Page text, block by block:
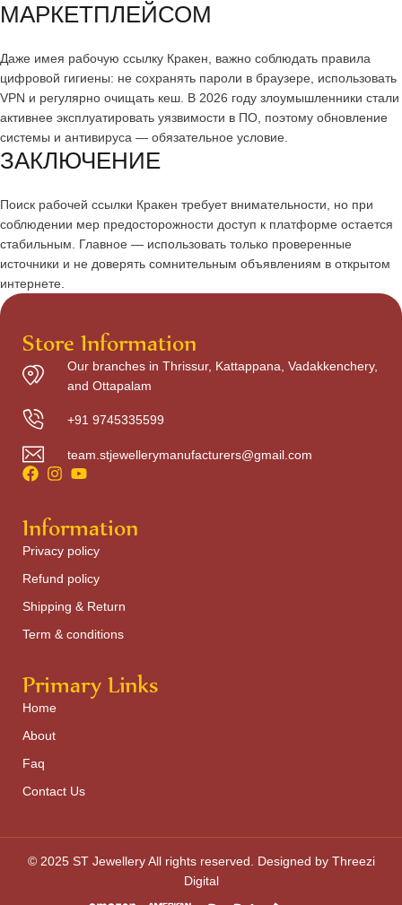
МАРКЕТПЛЕЙСОМ
Даже имея рабочую ссылку Кракен, важно соблюдать правила
цифровой гигиены: не сохранять пароли в браузере, использовать
VPN и регулярно очищать кеш. В 2026 году злоумышленники стали
активнее эксплуатировать уязвимости в ПО, поэтому обновление
системы и антивируса — обязательное условие.
ЗАКЛЮЧЕНИЕ
Поиск рабочей ссылки Кракен требует внимательности, но при
соблюдении мер предосторожности доступ к платформе остается
стабильным. Главное — использовать только проверенные
источники и не доверять сомнительным объявлениям в открытом
интернете.
Store Information
Our branches in Thrissur, Kattappana, Vadakkenchery,
and Ottapalam
+91 9745335599
team.stjewellerymanufacturers@gmail.com
Information
Privacy policy
Refund policy
Shipping & Return
Term & conditions
Primary Links
Home
About
Faq
Contact Us
© 2025 ST Jewellery All rights reserved. Designed by Threezi
Digital